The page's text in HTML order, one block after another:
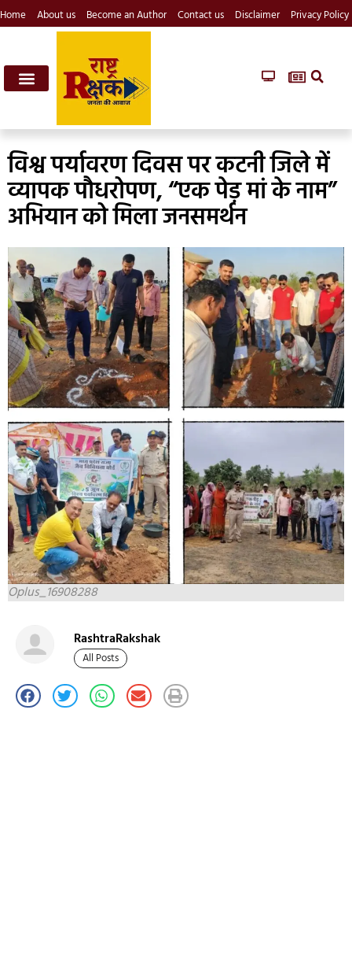
Home About us Become an Author Contact us Disclaimer Privacy Policy
विश्व पर्यावरण दिवस पर कटनी जिले में
व्यापक पौधरोपण, “एक पेड़ मां के नाम”
अभियान को मिला जनसमर्थन
Oplus_16908288
RashtraRakshak
All Posts